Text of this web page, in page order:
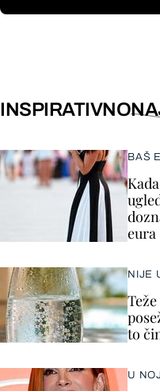
INSPIRATIVNO
BAŠ
eura
NIJE
to
U